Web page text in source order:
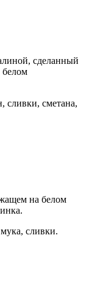
сделанный
белом
сливки, сметана,
на белом
сливки.